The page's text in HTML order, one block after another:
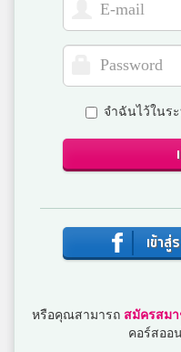
จำฉันไว้ในร
เข้า
หรือคุณสามารถ สมัครสม
คอร์สออ